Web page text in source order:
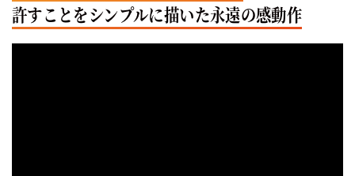
許すことをシンプルに描いた永遠の感動作